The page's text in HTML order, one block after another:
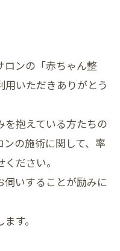
ンの「赤ちゃん整
いただきありがとう
を抱えている方たちの
の施術に関して、率
ださい。
いすることが励みに
す。